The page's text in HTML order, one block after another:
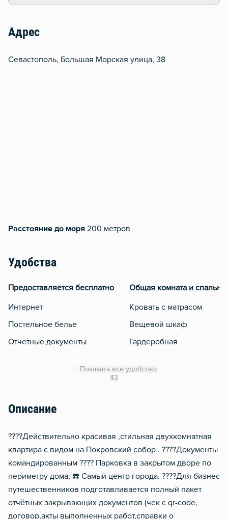
Адрес
Севастополь, Большая Морская улица, 38
Расстояние до моря 200 метров
Удобства
Предоставляется бесплатно
Интернет
Постельное белье
Отчетные документы
Общая комната и спальня
Кровать с матрасом
Вещевой шкаф
Гардеробная
Отопление
Балкон
Москитная сеть
Стол, рабочее место
Показать все удобства:
43
Описание
????Действительно красивая ,стильная двухкомнатная
квартира с видом на Покровский собор . ????Документы
командированным ???? Парковка в закрытом дворе по
периметру дома; ☎️ Самый центр города. ????Для бизнес
путешественников подготавливается полный пакет
отчётных закрывающих документов (чек с qr-code,
договор,акты выполненных работ,справки о